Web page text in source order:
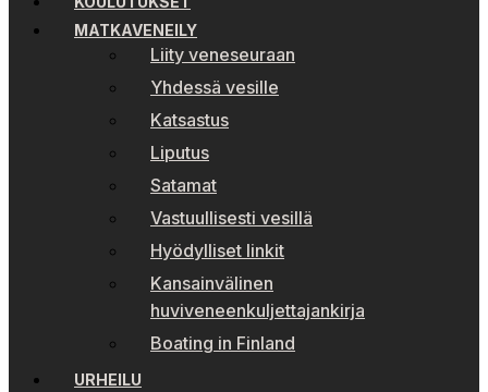
MATKAVENEILY
Liity veneseuraan
Yhdessä vesille
Katsastus
Liputus
Satamat
Vastuullisesti vesillä
Hyödylliset linkit
Kansainvälinen
huviveneenkuljettajankirja
Boating in Finland
URHEILU